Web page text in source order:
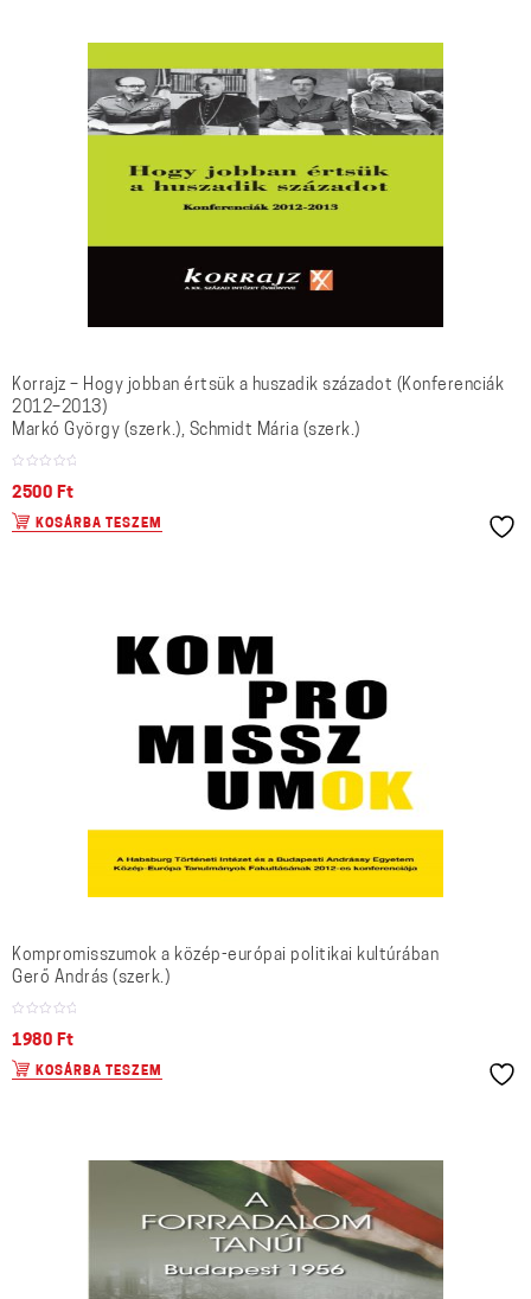
Korrajz – Hogy jobban értsük a huszadik századot (Konferenciák
2012–2013)
Markó György (szerk.), Schmidt Mária (szerk.)
2500 Ft
KOSÁRBA TESZEM
Kompromisszumok a közép-európai politikai kultúrában
Gerő András (szerk.)
1980 Ft
KOSÁRBA TESZEM